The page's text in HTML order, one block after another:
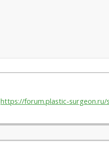
https://forum.plastic-surgeon.ru/